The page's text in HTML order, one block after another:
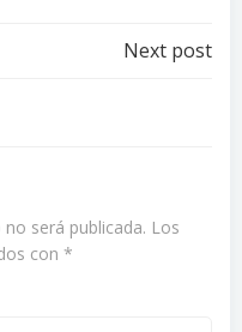
Next post
será publicada. Los
con *